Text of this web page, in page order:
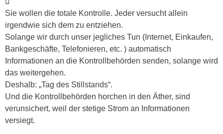
Sie wollen die totale Kontrolle. Jeder versucht allein
irgendwie sich dem zu entziehen.
Solange wir durch unser jegliches Tun (Internet, Einkaufen,
Bankgeschäfte, Telefonieren, etc. ) automatisch
Informationen an die Kontrollbehörden senden, solange wird
das weitergehen.
Deshalb: „Tag des Stillstands“.
Und die Kontrollbehörden horchen in den Äther, sind
verunsichert, weil der stetige Strom an Informationen
versiegt.